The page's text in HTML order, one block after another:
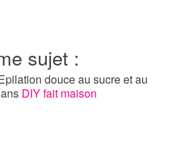
sujet :
douce au sucre et au
DIY fait maison